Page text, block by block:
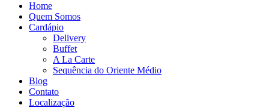
Home
Quem Somos
Cardápio
Delivery
Buffet
A La Carte
Sequência do Oriente Médio
Blog
Contato
Localização